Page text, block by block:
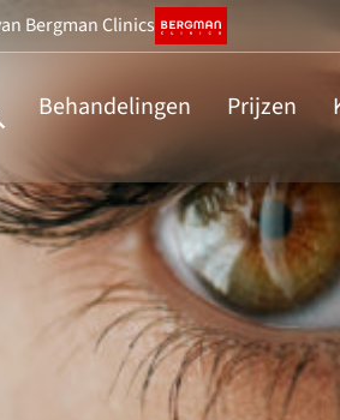
Bergman Clinics
Behandelingen Prijzen